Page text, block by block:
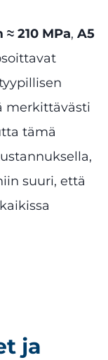
≈ 210 MPa, A5
merkittävästi
tämä
suuri, että
ja